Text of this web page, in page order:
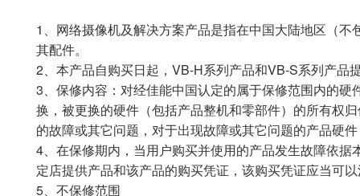
1、网络摄像机及解决方案产品是指在中国大陆地区（
其配件。
2、本产品自购买日起，VB-H系列产品和VB-S系列产品
3、保修内容：对经佳能中国认定的属于保修范围内的
换，被更换的硬件（包括产品整机和零部件）的所有权
的故障或其它问题，对于出现故障或其它问题的产品硬
4、在保修期内，当用户购买并使用的产品发生故障依
定店提供产品和该产品的购买凭证，该购买凭证应当可
5、不保修范围